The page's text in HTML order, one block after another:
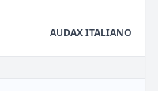
AUDAX ITALIANO